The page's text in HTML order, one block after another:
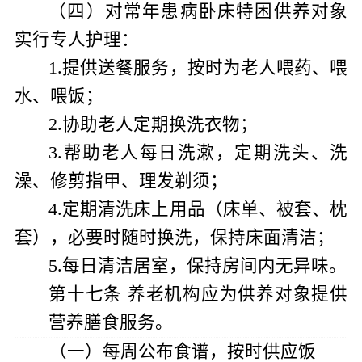
（四）对常年患病卧床特困供养对象
实行专人护理：
1.提供送餐服务，按时为老人喂药、喂
水、喂饭；
2.协助老人定期换洗衣物；
3. 帮助老人每日洗漱，定期洗头、洗
澡、修剪指甲、理发剃须；
4.定期清洗床上用品（床单、被套、枕
套），必要时随时换洗，保持床面清洁；
5.每日清洁居室，保持房间内无异味。
第十七条 养老机构应为供养对象提供
营养膳食服务。
（一）每周公布食谱，按时供应饭